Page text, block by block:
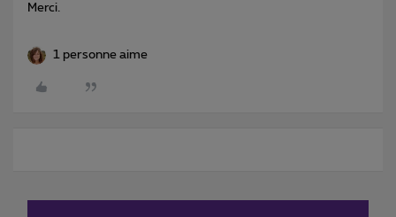
Merci.
1 personne aime